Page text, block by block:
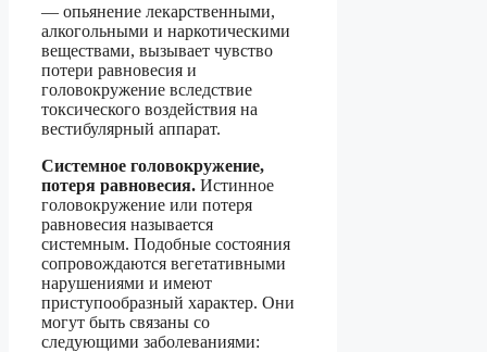
— опьянение лекарственными,
алкогольными и наркотическими
веществами, вызывает чувство
потери равновесия и
головокружение вследствие
токсического воздействия на
вестибулярный аппарат.
Системное головокружение,
потеря равновесия. Истинное
головокружение или потеря
равновесия называется
системным. Подобные состояния
сопровождаются вегетативными
нарушениями и имеют
приступообразный характер. Они
могут быть связаны со
следующими заболеваниями: